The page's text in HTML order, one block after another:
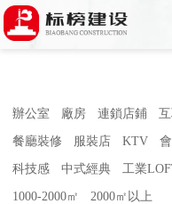
草莓视频下载网
下载色,草莓视频
辦公室 廠房 連鎖店鋪
餐廳裝修 服裝店 KTV
科技感 中式經典 工業
1000-2000㎡ 2000㎡以上